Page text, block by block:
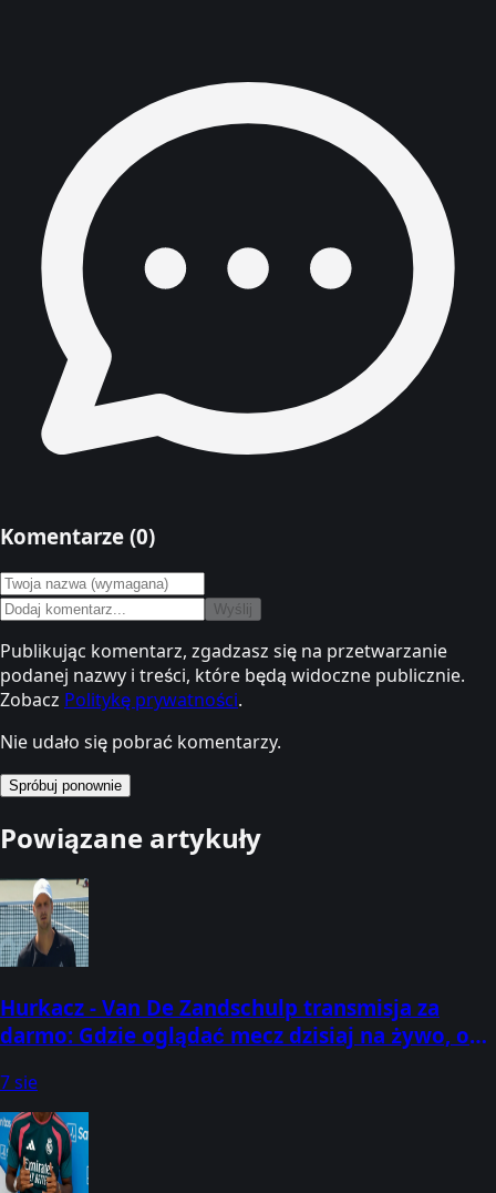
Komentarze (0)
Wyślij
Publikując komentarz, zgadzasz się na przetwarzanie
podanej nazwy i treści, które będą widoczne publicznie.
Zobacz Politykę prywatności.
Nie udało się pobrać komentarzy.
Spróbuj ponownie
Powiązane artykuły
Hurkacz - Van De Zandschulp transmisja za
darmo: Gdzie oglądać mecz dzisiaj na żywo, o
7 sie